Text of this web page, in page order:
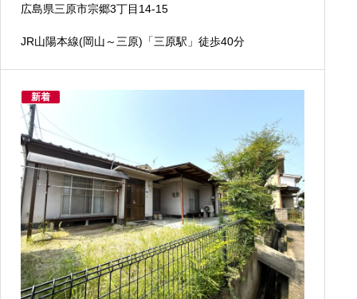
広島県三原市宗郷3丁目14-15
JR山陽本線(岡山～三原)「三原駅」徒歩40分
新着